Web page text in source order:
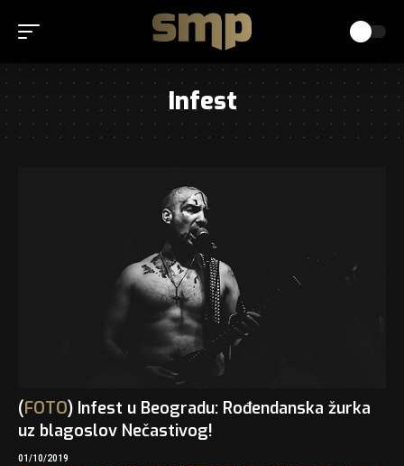
Infest
(FOTO) Infest u Beogradu: Rođendanska žurka
uz blagoslov Nečastivog!
01/10/2019